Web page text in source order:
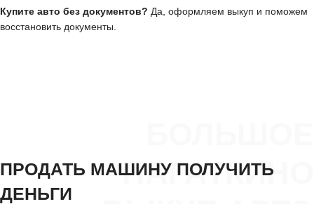
Купите авто без документов? Да, оформляем выкуп и поможем
восстановить документы.
НАГАТКИНО
ПРОДАТЬ МАШИНУ ПОЛУЧИТЬ
ДЕНЬГИ